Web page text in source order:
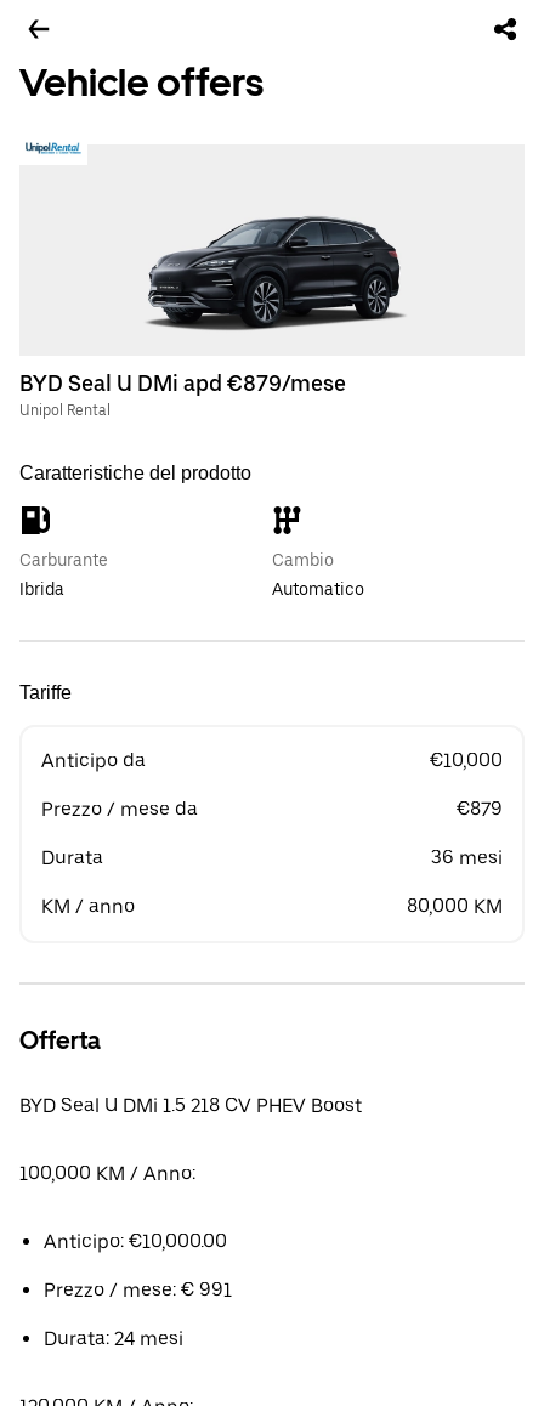
Vehicle offers
BYD Seal U DMi apd €879/mese
Unipol Rental
Caratteristiche del prodotto
Carburante
Ibrida
Cambio
Automatico
Tariffe
Anticipo da €10,000
Prezzo / mese da €879
Durata 36 mesi
KM / anno 80,000 KM
Offerta
BYD Seal U DMi 1.5 218 CV PHEV Boost
100,000 KM / Anno:
Anticipo: €10,000.00
Prezzo / mese: € 991
Durata: 24 mesi